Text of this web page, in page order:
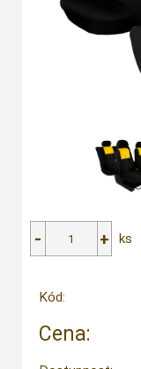
ks
Kód:
Cena: